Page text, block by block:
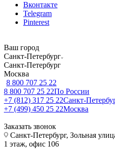
Вконтакте
Telegram
Pinterest
Ваш город
Санкт-Петербург
Санкт-Петербург
Москва
8 800 707 25 22
8 800 707 25 22По России
+7 (812) 317 25 22Санкт-
+7 (499) 450 25 22Москва
Заказать звонок
Санкт-Петербург, Зольная
1 этаж, офис 106